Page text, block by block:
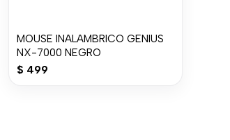
MOUSE INALAMBRICO GENIUS
NX-7000 NEGRO
$ 499